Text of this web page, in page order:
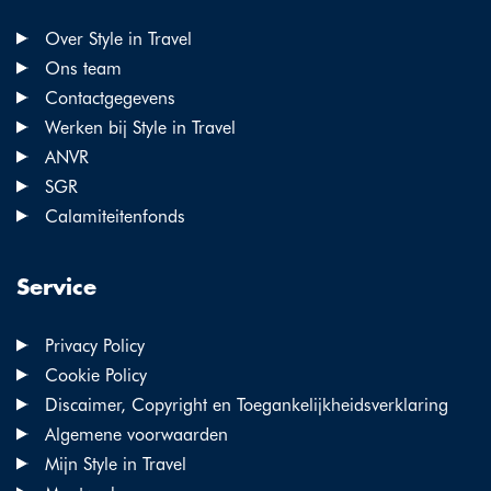
Over Style in Travel
Ons team
Contactgegevens
Werken bij Style in Travel
ANVR
SGR
Calamiteitenfonds
Service
Privacy Policy
Cookie Policy
Discaimer, Copyright en Toegankelijkheidsverklaring
Algemene voorwaarden
Mijn Style in Travel